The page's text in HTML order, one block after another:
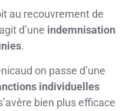
au recouvrement de
d’une indemnisation
.
on passe d’une
individuelles
bien plus efficace